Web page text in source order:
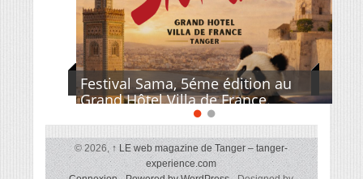
Festival Sama, 5éme édition au
Grand Hôtel Villa de France.
© 2026,↑ LE web magazine de Tanger – tanger-
experience.com